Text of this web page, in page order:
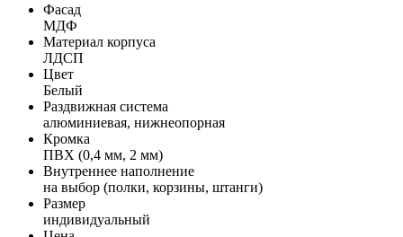
Фасад
МДФ
Материал корпуса
ЛДСП
Цвет
Белый
Раздвижная система
алюминиевая, нижнеопорная
Кромка
ПВХ (0,4 мм, 2 мм)
Внутреннее наполнение
на выбор (полки, корзины, штанги)
Размер
индивидуальный